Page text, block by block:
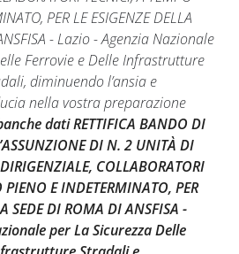
PER LE ESIGENZE DELLA
- Lazio - Agenzia Nazionale
Ferrovie e Delle Infrastrutture
diminuendo l’ansia e
nella vostra preparazione
dati RETTIFICA BANDO DI
DI N. 2 UNITÀ DI
COLLABORATORI
PIENO E INDETERMINATO, PER
SEDE DI ROMA DI ANSFISA -
per La Sicurezza Delle